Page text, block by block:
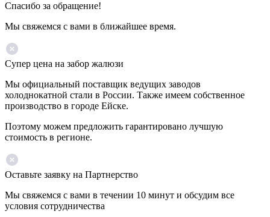
Спасибо за обращение!
Мы свяжемся с вами в ближайшее время.
Супер цена на забор жалюзи
Мы официальный поставщик ведущих заводов
холоднокатной стали в России. Также имеем собственное
производство в городе Ейске.
Поэтому можем предложить гарантировано лучшую
стоимость в регионе.
Оставьте заявку на Партнерство
Мы свяжемся с вами в течении 10 минут и обсудим все
условия сотрудничества